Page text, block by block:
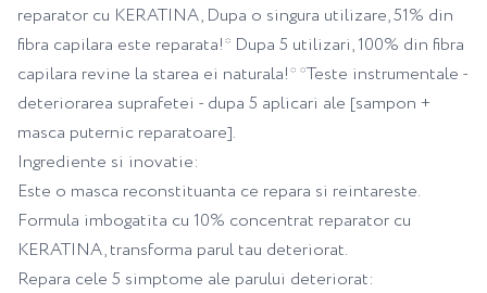
reparator cu KERATINA, Dupa o singura utilizare, 51% din
fibra capilara este reparata!* Dupa 5 utilizari, 100% din fibra
capilara revine la starea ei naturala!* *Teste instrumentale -
deteriorarea suprafetei - dupa 5 aplicari ale [sampon +
masca puternic reparatoare].
Ingrediente si inovatie:
Este o masca reconstituanta ce repara si reintareste.
Formula imbogatita cu 10% concentrat reparator cu
KERATINA, transforma parul tau deteriorat.
Repara cele 5 simptome ale parului deteriorat: